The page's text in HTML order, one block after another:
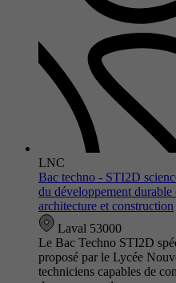
LNC
Bac techno - STI2D
du développement
architecture et construction
Laval 53000
Le Bac Techno STI2D
proposé par le Lycée
techniciens capables de